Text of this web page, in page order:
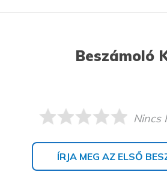
Beszámoló
Nincs
ÍRJA MEG AZ ELSŐ